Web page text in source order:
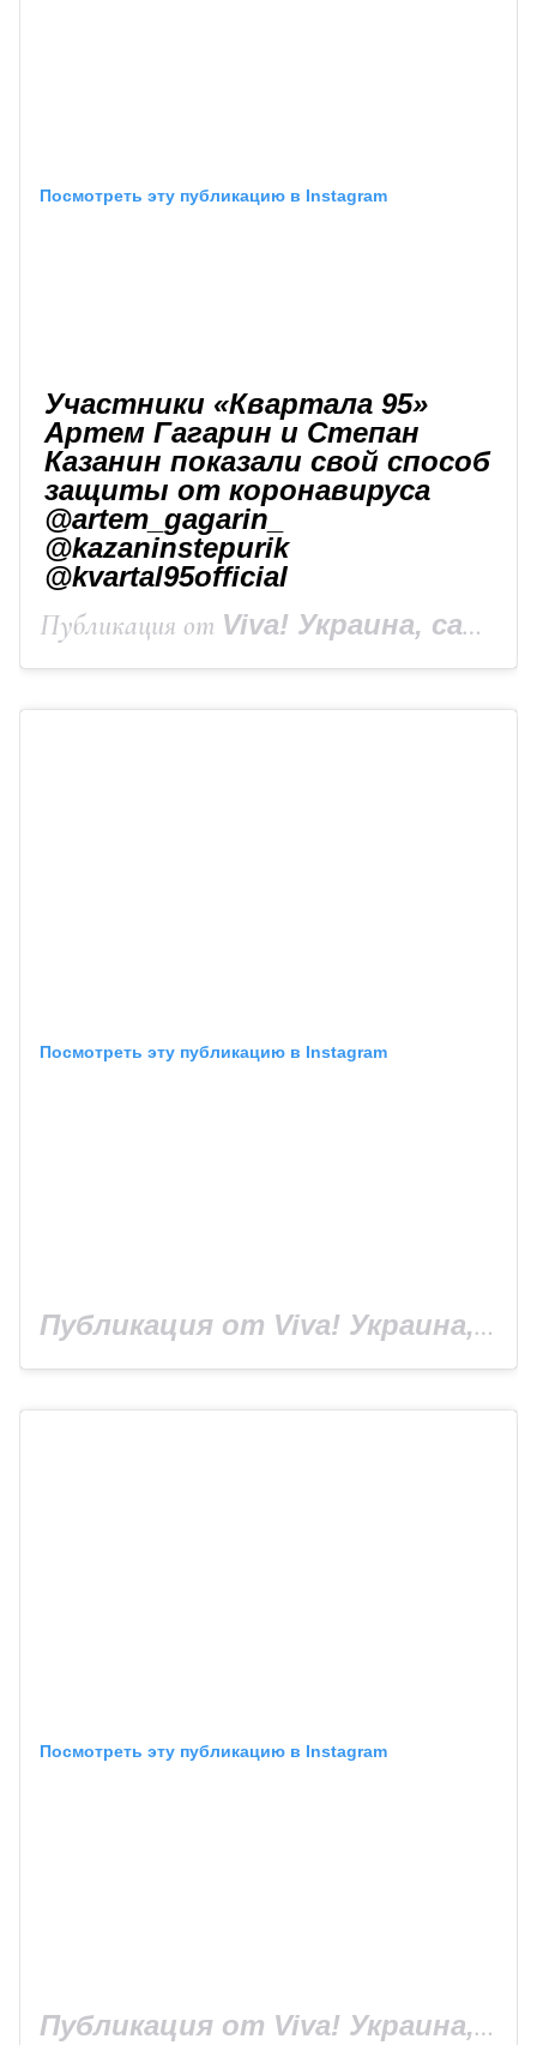
Посмотреть эту публикацию в Instagram
Участники «Квартала 95»
Артем Гагарин и Степан
Казанин показали свой способ
защиты от коронавируса
@artem_gagarin_
@kazaninstepurik
@kvartal95official
Публикация от Viva! Украина, сайт Viva.ua
Посмотреть эту публикацию в Instagram
Публикация от Viva! Украина, сайт Viva.ua (@viva_ukraine_magazine)
Посмотреть эту публикацию в Instagram
Публикация от Viva! Украина, сайт Viva.ua (@viva_ukraine_magazine)